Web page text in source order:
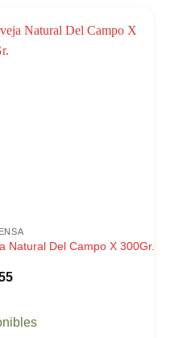
Natural Del Campo X 300Gr.